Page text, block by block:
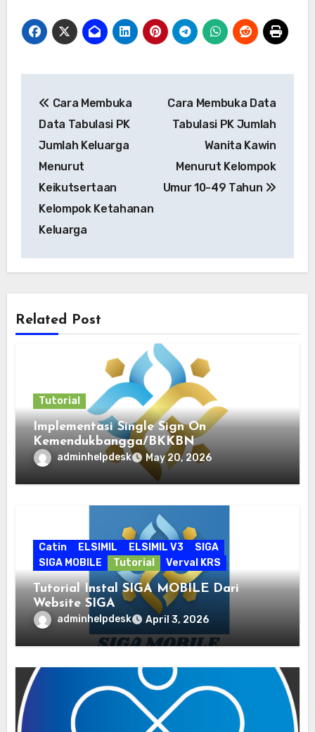
navigation
Cara Membuka
Data Tabulasi PK
Jumlah Keluarga
Menurut
Keikutsertaan
Kelompok Ketahanan
Keluarga
Cara Membuka Data
Tabulasi PK Jumlah
Wanita Kawin
Menurut Kelompok
Umur 10-49 Tahun
Related Post
Tutorial
Implementasi Single Sign On
Kemendukbangga/BKKBN
adminhelpdesk May 20, 2026
Catin ELSIMIL ELSIMIL V3
SIGA
SIGA MOBILE
Tutorial Verval KRS
Tutorial Instal SIGA MOBILE Dari
Website SIGA
adminhelpdesk April 3, 2026